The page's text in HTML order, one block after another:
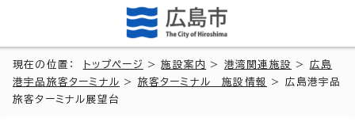
現在の位置： トップページ >施設案内 > 港湾関連施設 > 広島
港宇品旅客ターミナル > 旅客ターミナル 施設情報
> 広島港宇品
旅客ターミナル展望台